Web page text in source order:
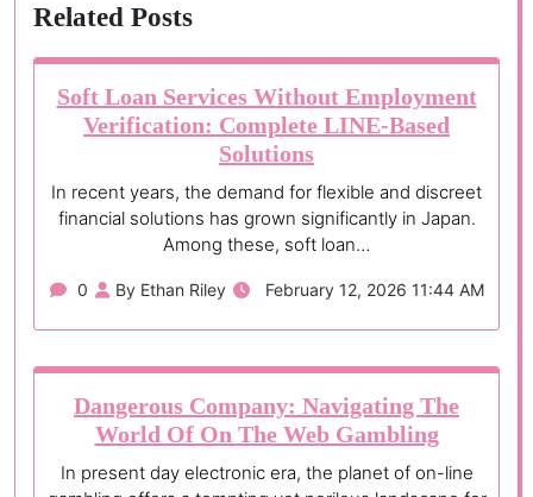
Related Posts
Soft Loan Services Without Employment
Verification: Complete LINE-Based
Solutions
In recent years, the demand for flexible and discreet
financial solutions has grown significantly in Japan.
Among these, soft loan…
0 By Ethan Riley February 12, 2026 11:44 AM
Dangerous Company: Navigating The
World Of On The Web Gambling
In present day electronic era, the planet of on-line